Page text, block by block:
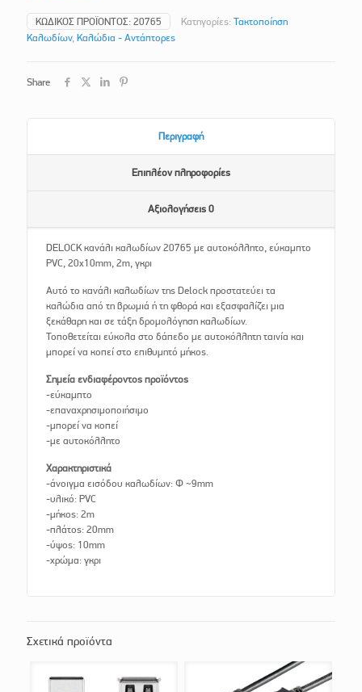
ΚΩΔΙΚΌΣ ΠΡΟΪΌΝΤΟΣ: 20765 Κατηγορίες: Τακτοποίηση
Καλωδίων, Καλώδια - Αντάπτορες
Share
Περιγραφή
Επιπλέον πληροφορίες
Αξιολογήσεις 0
DELOCK κανάλι καλωδίων 20765 με αυτοκόλλητο, εύκαμπτο
PVC, 20x10mm, 2m, γκρι
Αυτό το κανάλι καλωδίων της Delock προστατεύει τα
καλώδια από τη βρωμιά ή τη φθορά και εξασφαλίζει μια
ξεκάθαρη και σε τάξη δρομολόγηση καλωδίων.
Τοποθετείται εύκολα στο δάπεδο με αυτοκόλλητη ταινία και
μπορεί να κοπεί στο επιθυμητό μήκος.
Σημεία ενδιαφέροντος προϊόντος
-εύκαμπτο
-επαναχρησιμοποιήσιμο
-μπορεί να κοπεί
-με αυτοκόλλητο
Χαρακτηριστικά
-άνοιγμα εισόδου καλωδίων: Φ ~9mm
-υλικό: PVC
-μήκος: 2m
-πλάτος: 20mm
-ύψος: 10mm
-χρώμα: γκρι
Σχετικά προϊόντα